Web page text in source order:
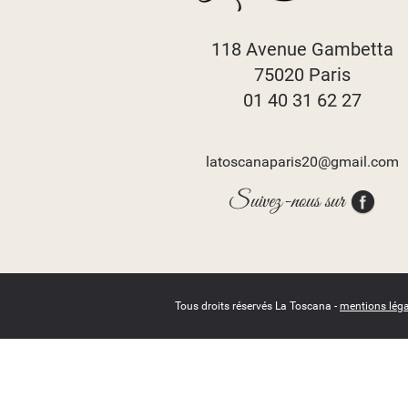
118 Avenue Gambetta
75020 Paris
01 40 31 62 27
latoscanaparis20@gmail.com
Suivez-nous sur
Tous droits réservés La Toscana - mentions